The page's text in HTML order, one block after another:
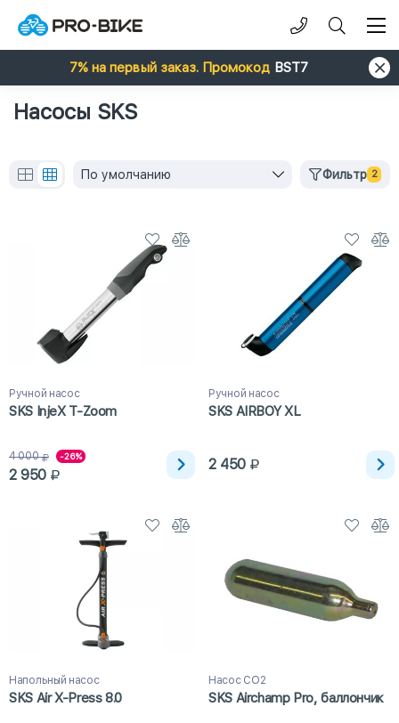
7% на первый заказ. Промокод BST7
Насосы SKS
По умолчанию Фильтр 2
Ручной насос
SKS InjeX T-Zoom
4 000 -26%
2 950
Ручной насос
SKS AIRBOY XL
2 450
Напольный насос
SKS Air X-Press 8.0
Насос CO2
SKS Airchamp Pro, баллончик